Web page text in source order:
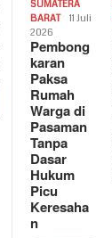
SUMATERA
BARAT
11 Juli
2026
Pembong
karan
Paksa
Rumah
Warga di
Pasaman
Tanpa
Dasar
Hukum
Picu
Keresaha
n